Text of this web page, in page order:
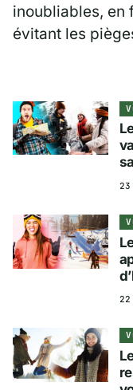
inoubliables, en
évitant les